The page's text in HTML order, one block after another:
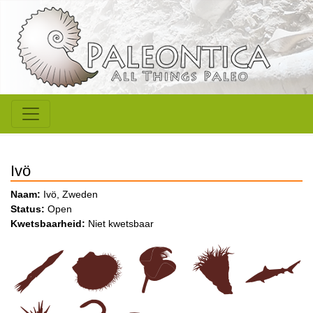
Ivö
Naam: Ivö, Zweden
Status: Open
Kwetsbaarheid: Niet kwetsbaar